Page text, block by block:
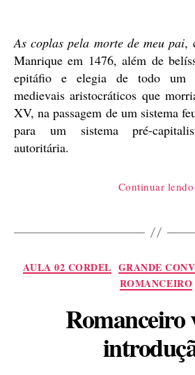
As coplas pela morte de meu pai,
Manrique em 1476, além de
epitáfio e elegia de todo um
medievais aristocráticos que
XV, na passagem de um sistema
para um sistema pré-
autoritária.
Continuar lendo
AULA 02 CORDEL GRANDE
ROMANCEIRO
Romanceiro